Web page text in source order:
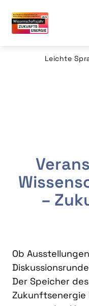
Leichte
–
Ob
Der Speicher
Zukunftsenergie